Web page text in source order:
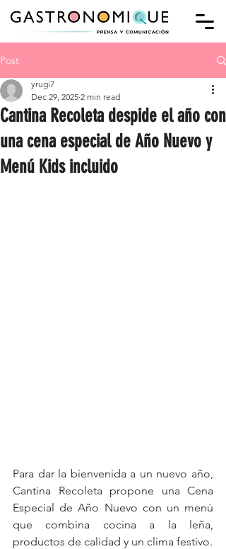
Post
Cantina Recoleta despide el año con
una cena especial de Año Nuevo y
Menú Kids incluido
yrugi7
Dec 29, 2025 2 min read
Para dar la bienvenida a un nuevo año,
Cantina Recoleta propone una Cena
Especial de Año Nuevo con un menú
que combina cocina a la leña,
productos de calidad y un clima festivo.